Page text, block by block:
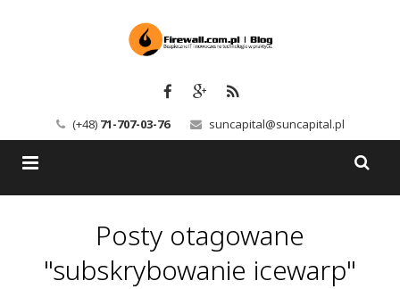
(+48) 71-707-03-76 suncapital@suncapital.pl
Posty otagowane
"subskrybowanie icewarp"